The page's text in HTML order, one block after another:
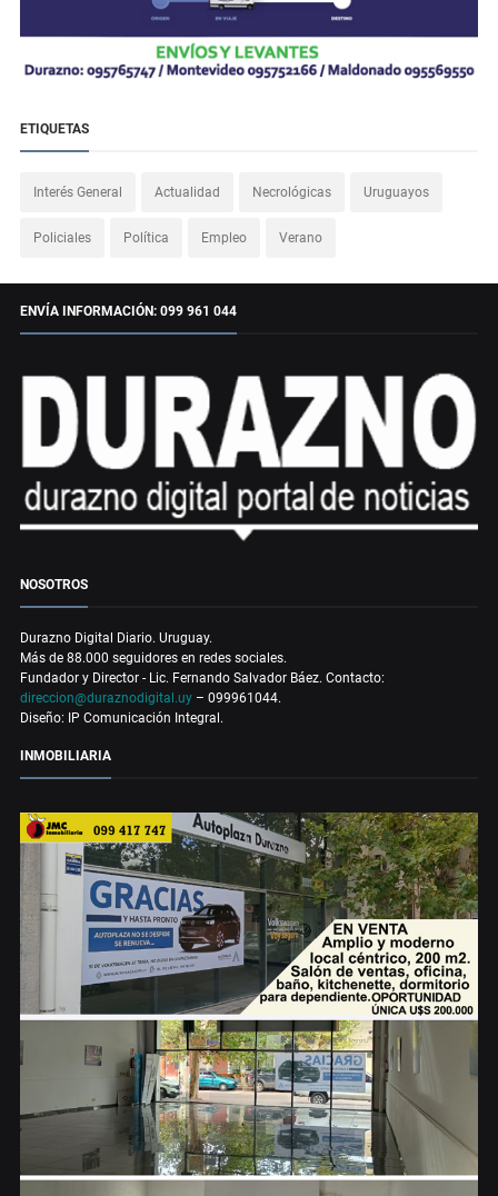
ETIQUETAS
Interés General Actualidad Necrológicas Uruguayos
Policiales Política Empleo Verano
ENVÍA INFORMACIÓN: 099 961 044
NOSOTROS
Durazno Digital Diario. Uruguay.
Más de 88.000 seguidores en redes sociales.
Fundador y Director - Lic. Fernando Salvador Báez. Contacto:
direccion@duraznodigital.uy – 099961044.
Diseño: IP Comunicación Integral.
INMOBILIARIA